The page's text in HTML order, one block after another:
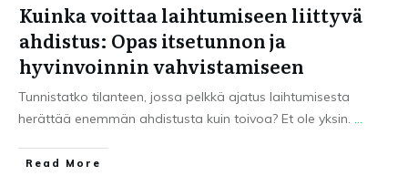
Kuinka voittaa laihtumiseen liittyvä
ahdistus: Opas itsetunnon ja
hyvinvoinnin vahvistamiseen
Tunnistatko tilanteen, jossa pelkkä ajatus laihtumisesta
herättää enemmän ahdistusta kuin toivoa? Et ole yksin. ...
Read More